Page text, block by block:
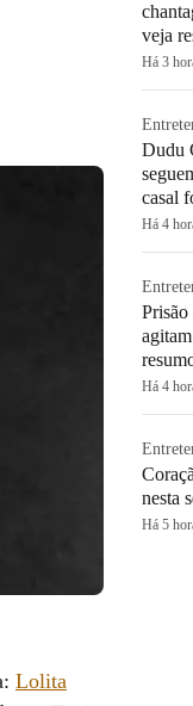
Lolita
veja
Há 3
Dudu
casal
Há 4
Há 4
nesta
Há 5